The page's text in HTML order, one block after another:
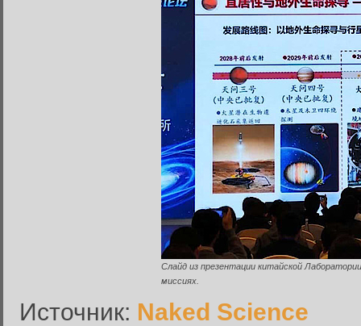
Слайд из презентации китайской
миссиях.
Источник: Naked Science
Введите свое имя
Инструкция по сбросу
введенному адресу.